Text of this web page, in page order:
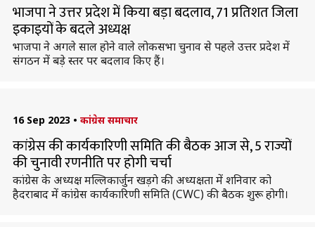
भाजपा ने उत्तर प्रदेश में किया बड़ा बदलाव, 71 प्रतिशत जिला
इकाइयों के बदले अध्यक्ष
भाजपा ने अगले साल होने वाले लोकसभा चुनाव से पहले उत्तर प्रदेश में
संगठन में बड़े स्तर पर बदलाव किए हैं।
16 Sep 2023 • कांग्रेस समाचार
कांग्रेस की कार्यकारिणी समिति की बैठक आज से, 5 राज्यों
की चुनावी रणनीति पर होगी चर्चा
कांग्रेस के अध्यक्ष मल्लिकार्जुन खड़गे की अध्यक्षता में शनिवार को
हैदराबाद में कांग्रेस कार्यकारिणी समिति (CWC) की बैठक शुरू होगी।